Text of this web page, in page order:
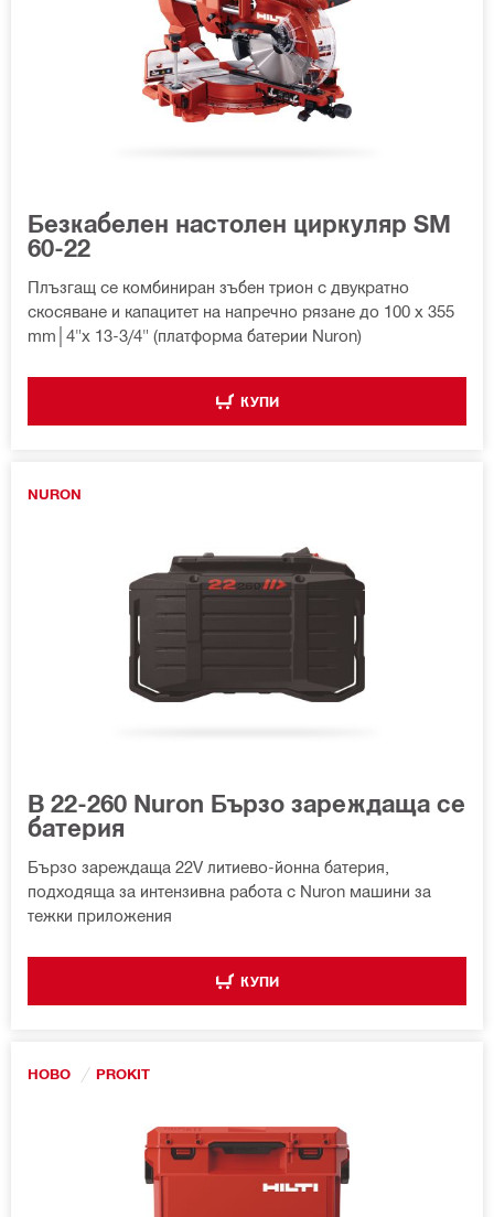
Безкабелен настолен циркуляр SM
60-22
Плъзгащ се комбиниран зъбен трион с двукратно
скосяване и капацитет на напречно рязане до 100 x 355
mm│4"x 13-3/4" (платформа батерии Nuron)
КУПИ
NURON
B 22-260 Nuron Бързо зареждаща се
батерия
Бързо зареждаща 22V литиево-йонна батерия,
подходяща за интензивна работа с Nuron машини за
тежки приложения
КУПИ
НОВО PROKIT